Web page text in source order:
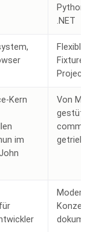
Python,
.NET
Flexibler
Fixtures
Kern
im
Von
gestützt,